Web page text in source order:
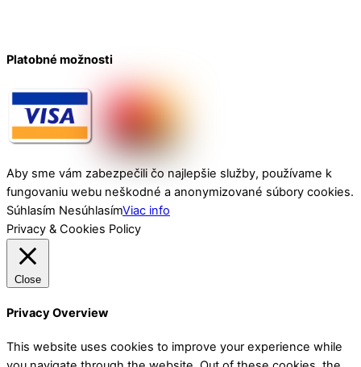
Platobné možnosti
Aby sme vám zabezpečili čo najlepšie služby, používame k
fungovaniu webu neškodné a anonymizované súbory cookies.
Súhlasím NesúhlasímViac info
Privacy & Cookies Policy
Close
Privacy Overview
This website uses cookies to improve your experience while